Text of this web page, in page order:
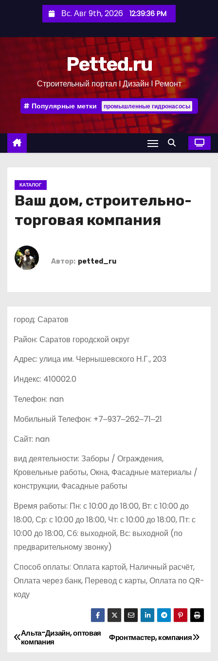
е
Вс. Авг 9th, 2026 12:39:36 PM
Petted.ru
Строительный портал l Дизайн l Ремонт
Популярные метки промышленные гидронасосы
КАТАЛОГ
Ваш дом, строительно-
торговая компания
Автор: petted_ru
город: Саратов
Район: Саратов городской округ
Адрес: улица им. Чернышевского Н.Г., 203
Индекс: 410002.0
Телефон: nan
Мобильный Телефон: +7‒937‒262‒71‒21
Сайт: nan
вид деятельности: Заборы / Ограждения,
Кровельные работы, Окна, Фасадные материалы /
конструкции, Фасадные работы
Время работы: Пн: с 10:00 до 18:00, Вт: с 10:00 до
18:00, Ср: с 10:00 до 18:00, Чт: с 10:00 до 18:00, Пт: с
10:00 до 18:00, Сб: выходной, Вс: выходной (по
предварительному звонку)
Способ оплаты: Оплата картой, Наличный расчёт,
Оплата через банк, Перевод с карты, Оплата по QR-
коду
Н
Фронтмастер, компания
Альта-Дизайн, оптовая
компания